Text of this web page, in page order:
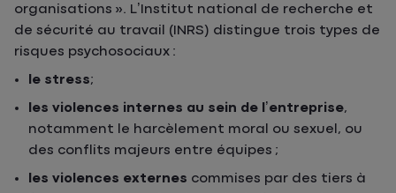
organisations ». L’Institut national de recherche et
de sécurité au travail (INRS) distingue trois types de
risques psychosociaux :
le stress;
les violences internes au sein de l’entreprise,
notamment le harcèlement moral ou sexuel, ou
des conflits majeurs entre équipes ;
les violences externes commises par des tiers à